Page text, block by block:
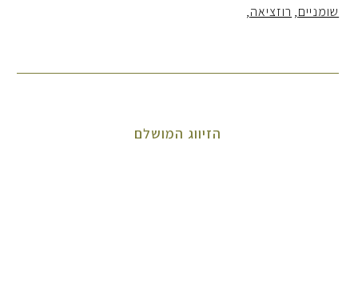
שומניים רוזציאה
הזיווג המושלם